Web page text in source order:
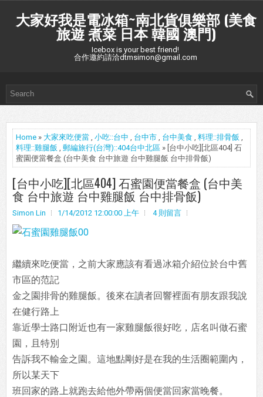
大家好我是電冰箱~南北貨俱樂部 (美食
旅遊 煮菜 日本 韓國 澳門)
Icebox is your best friend!
合作邀約請洽dtmsimon@gmail.com
Home » 大家來吃便當 , 小吃::台中 , 台中市 , 台中美食 , 料理::排骨飯 ,
料理::雞腿飯 , 郵編旅行(台灣)::404台中北區 » [台中小吃][北區404] 石
蜜園便當餐盒 (台中美食 台中旅遊 台中雞腿飯 台中排骨飯)
[台中小吃][北區404] 石蜜園便當餐盒 (台中美
食 台中旅遊 台中雞腿飯 台中排骨飯)
Simon Lin 1/14/2012 12:00:00 上午 4 則留言
繼續來吃便當，之前大家應該有看過冰箱介紹位於台中舊
市區的范記
金之園排骨的雞腿飯。後來在讀者回響裡面有朋友跟我說
在健行路上
靠近學士路口附近也有一家雞腿飯很好吃，店名叫做石蜜
園，且特別
告訴我不輸金之園。這地點剛好是在我的生活圈範圍內，
所以某天下
班回家的路上就跑去給他外帶兩個便當回家當晚餐。